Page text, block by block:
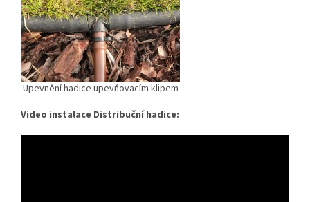
Upevnění hadice upevňovacím klipem
Video instalace Distribuční hadice: